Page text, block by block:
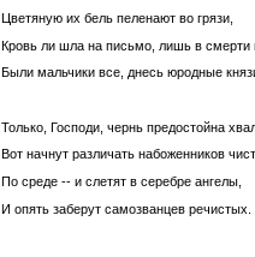
Цветяную их бель пеленают во грязи,
Кровь ли шла на письмо, лишь в смерти
Были мальчики все, днесь юродные
Только, Господи, чернь предостойна
Вот начнут различать набоженников
По среде -- и слетят в серебре ангелы,
И опять заберут самозванцев речистых.